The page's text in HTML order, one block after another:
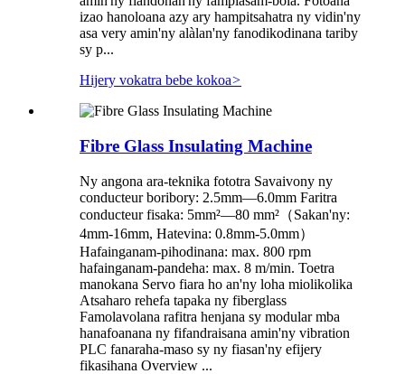
izao hanoloana azy ary hampitsahatra ny vidin'ny
asa very amin'ny alàlan'ny fanodikodinana tariby
sy p...
Hijery vokatra bebe kokoa>
Fibre Glass Insulating Machine
Ny angona ara-teknika fototra Savaivony ny
conducteur boribory: 2.5mm—6.0mm Faritra
conducteur fisaka: 5mm²—80 mm²（Sakan'ny:
4mm-16mm, Hatevina: 0.8mm-5.0mm）
Hafainganam-pihodinana: max. 800 rpm
hafainganam-pandeha: max. 8 m/min. Toetra
manokana Servo fiara ho an'ny loha miolikolika
Atsaharo rehefa tapaka ny fiberglass
Famolavolana rafitra henjana sy modular mba
hanafoanana ny fifandraisana amin'ny vibration
PLC fanaraha-maso sy ny fiasan'ny efijery
fikasihana Overview ...